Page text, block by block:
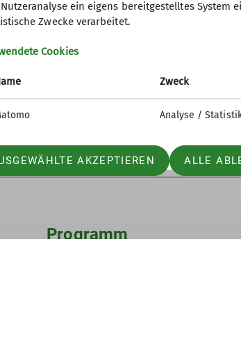
Verpflegegung.
ein zur Hauptversammlung, Wegebau
Programm
ein eigens bereitgestelltes
Zwecke verarbeitet.
Cookies
Zweck
Analyse /
AKZEPTIEREN ALLE